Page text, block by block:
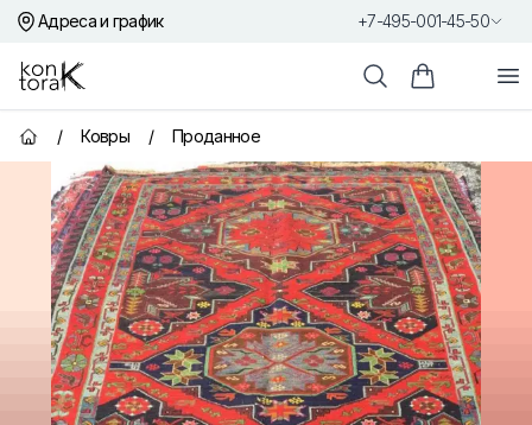
Адреса и график +7-495-001-45-50
Контора К
ПоискКорзина
Главная страница
/ Ковры / Проданное